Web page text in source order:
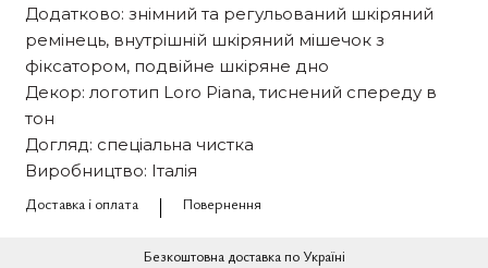
Додатково: знімний та регульований шкіряний
ремінець, внутрішній шкіряний мішечок з
фіксатором, подвійне шкіряне дно
Декор: логотип Loro Piana, тиснений спереду в
тон
Догляд: спеціальна чистка
Виробництво: Італія
Доставка і оплата
Повернення
Безкоштовна доставка по Україні